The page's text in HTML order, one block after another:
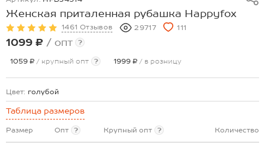
Женская приталенная рубашка Happyfox
1461 Отзывов 29717 111
1099 ₽ / опт ?
1059 ₽ / крупный опт ? 1999 ₽ / в розницу
Цвет: голубой
Таблица размеров
Размер Опт ? Крупный опт ? Количество